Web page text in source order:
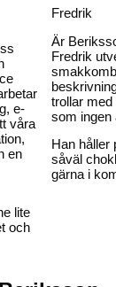
e-
våra
en
lite
och
Fredrik
Är
Fredrik
trollar
som ingen
Han håller
såväl
gärna i